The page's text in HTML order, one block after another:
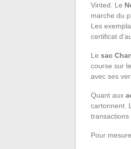
Vinted. Le
marche du
Les
certificat
Le sac
course sur
avec ses
Quant aux
cartonnent.
transactions
Pour